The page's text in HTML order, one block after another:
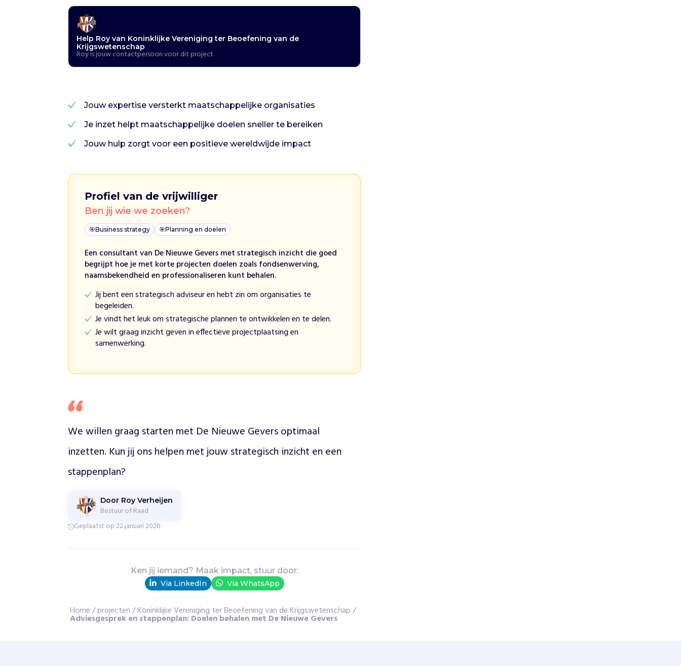
o
e
f
e
n
i
D
K
B
b
v
o
r
d
d
e
Help Roy van Koninklijke Vereniging ter Beoefening van de
Krijgswetenschap
Roy is jouw contactpersoon voor dit project
Jouw expertise versterkt maatschappelijke organisaties
Je inzet helpt maatschappelijke doelen sneller te bereiken
Jouw hulp zorgt voor een positieve wereldwijde impact
Profiel van de vrijwilliger
Ben jij wie we zoeken?
🎯Business strategy 🎯Planning en doelen
Een consultant van De Nieuwe Gevers met strategisch inzicht die goed
begrijpt hoe je met korte projecten doelen zoals fondsenwerving,
naamsbekendheid en professionaliseren kunt behalen.
Jij bent een strategisch adviseur en hebt zin om organisaties te
begeleiden.
Je vindt het leuk om strategische plannen te ontwikkelen en te delen.
Je wilt graag inzicht geven in effectieve projectplaatsing en
samenwerking.
We willen graag starten met De Nieuwe Gevers optimaal
inzetten. Kun jij ons helpen met jouw strategisch inzicht en een
stappenplan?
Door Roy Verheijen
Bestuur of Raad
Geplaatst op 22 januari 2026
Ken jij iemand? Maak impact, stuur door:
Via LinkedIn Via WhatsApp
Home /projecten /Koninklijke Vereniging ter Beoefening van de Krijgswetenschap /
Adviesgesprek en stappenplan: Doelen behalen met De Nieuwe Gevers